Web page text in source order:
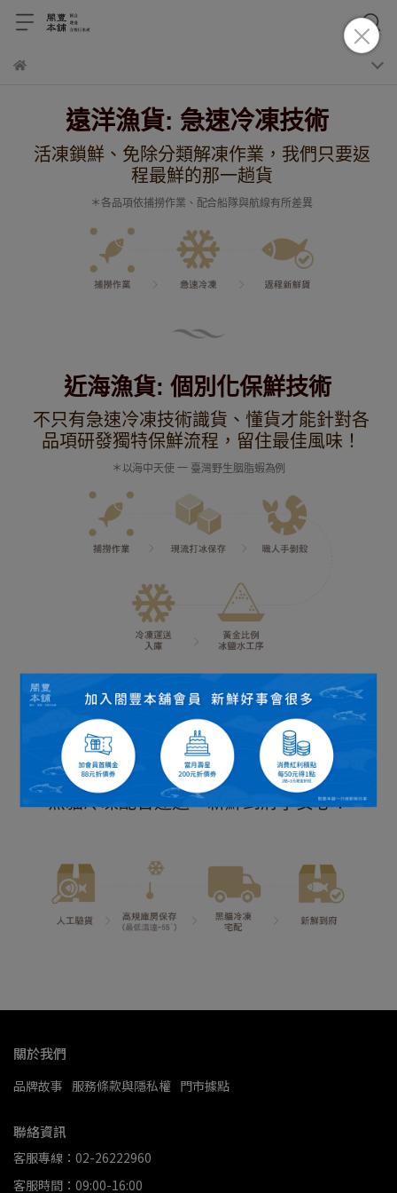
遠洋漁貨: 急速冷凍技術
活凍鎖鮮、免除分類解凍作業，我們只要返
程最鮮的那一趟貨
＊各品項依捕撈作業、配合船隊與航線有所差異
近海漁貨: 個別化保鮮技術
不只有急速冷凍技術識貨、懂貨才能針對各
品項研發獨特保鮮流程，留住最佳風味 ！
＊以海中天使 一 臺灣野生胭脂蝦為例
新鮮到府: 嚴謹冷鍊控管
人工驗貨，破損即退，高規格冷凍庫房保存，
黑貓冷凍配合運送，新鮮到府享安心！
關於我們
品牌故事 服務條款與隱私權 門市據點
聯絡資訊
客服專線：02-26222960
客服時間：09:00-16:00